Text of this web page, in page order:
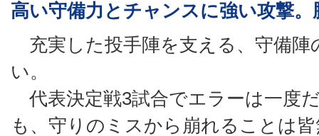
高い守備力とチャンスに強い攻撃
充実した投手陣を支える、守備陣
い。
代表決定戦3試合でエラーは一度
も、守りのミスから崩れることは